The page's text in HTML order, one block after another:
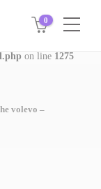
on line 1275
0
volevo –